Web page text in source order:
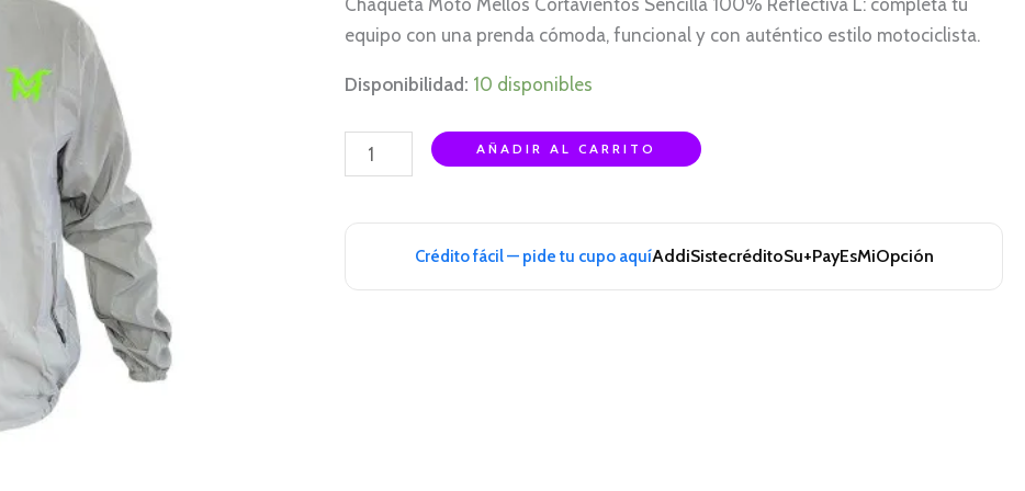
equipo con una prenda cómoda, funcional y con auténtico estilo motociclista.
Disponibilidad: 10 disponibles
cantidad
AÑADIR AL CARRITO
Crédito fácil — pide tu cupo aquíAddiSistecréditoSu+PayEsMiOpción